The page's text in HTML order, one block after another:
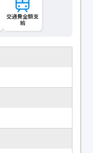
交通費全額支
給